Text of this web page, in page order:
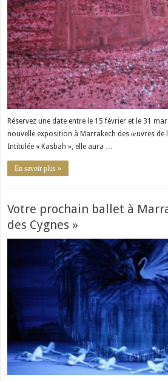
Réservez une date entre le 15 février et le 31
nouvelle exposition à Marrakech des œuvres de
Intitulée « Kasbah », elle aura …
En savoir plus »
Votre prochain ballet à
des Cygnes »